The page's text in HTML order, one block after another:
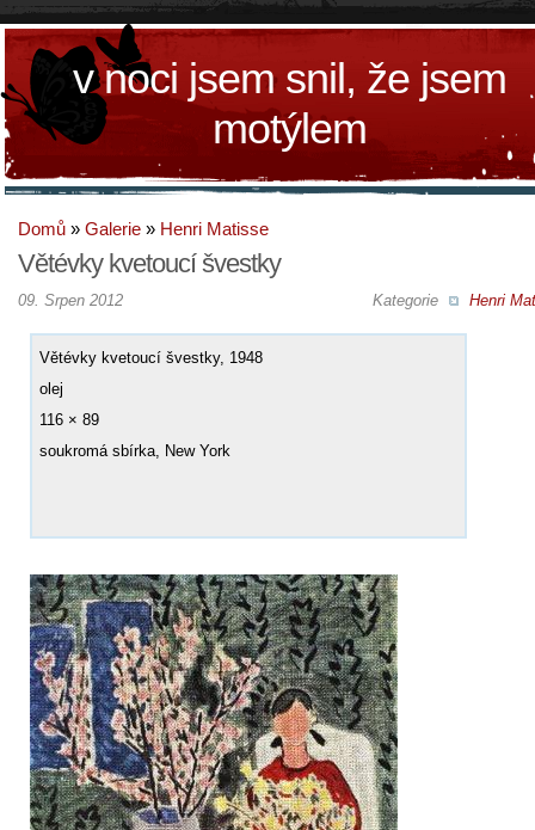
v noci jsem snil, že jsem
motýlem
Domů » Galerie » Henri Matisse
Větévky kvetoucí švestky
Kategorie Henri
09. Srpen 2012
Větévky kvetoucí švestky, 1948
olej
116 × 89
soukromá sbírka, New York